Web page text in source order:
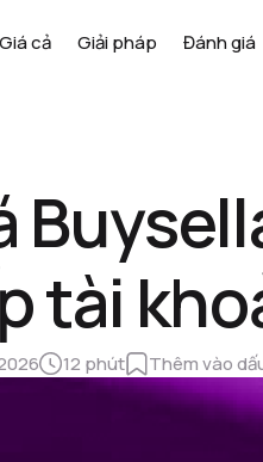
Giá cả Giải pháp Đánh giá
tài
12 phút Thêm vào